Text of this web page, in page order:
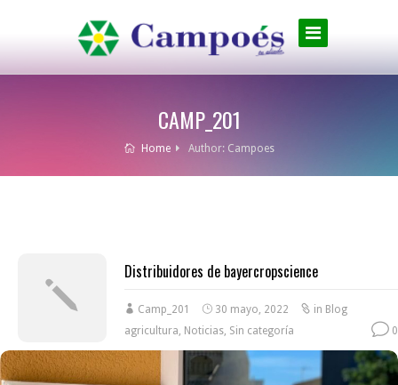
CAMP_201
Home Author: Campoes
Distribuidores de bayercropscience
Camp_201 30 mayo, 2022 in Blog
agricultura, Noticias, Sin categoría 0